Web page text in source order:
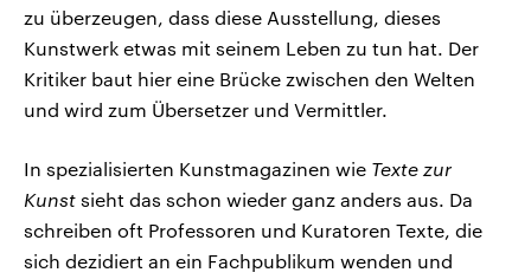
zu überzeugen, dass diese Ausstellung, dieses
Kunstwerk etwas mit seinem Leben zu tun hat. Der
Kritiker baut hier eine Brücke zwischen den Welten
und wird zum Übersetzer und Vermittler.
In spezialisierten Kunstmagazinen wie Texte zur
Kunst sieht das schon wieder ganz anders aus. Da
schreiben oft Professoren und Kuratoren Texte, die
sich dezidiert an ein Fachpublikum wenden und